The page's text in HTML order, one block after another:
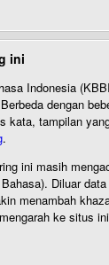
ini
Indonesia
dengan
kata, tampilan
.
ini masih
Diluar
menambah
ke situs